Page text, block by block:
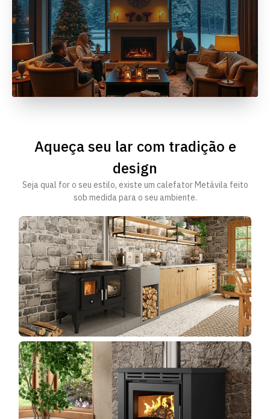
Aqueça seu lar com tradição e
design
Seja qual for o seu estilo, existe um calefator Metávila feito
sob medida para o seu ambiente.